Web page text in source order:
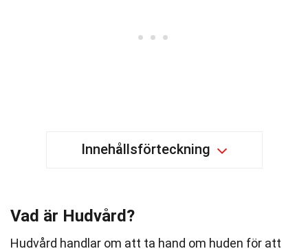
Innehållsförteckning
Vad är Hudvård?
Hudvård handlar om att ta hand om huden för att